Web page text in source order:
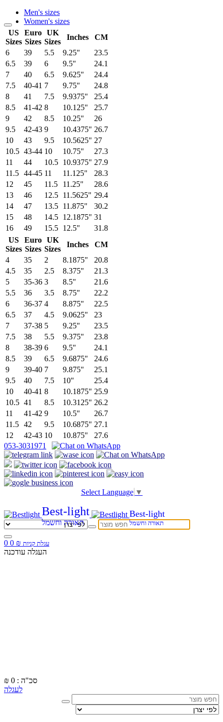
Men's sizes
Women's sizes
US
Sizes
Euro
Sizes
UK
Sizes
Inches
CM
6
39 5.5 9.25"
23.5
6.5
39 6 9.5"
24.1
7
40 6.5 9.625"
24.4
7.5
40-41 7 9.75"
24.8
8
41 7.5 9.9375"
25.4
8.5
41-42 8 10.125"
25.7
9
42 8.5 10.25"
26
9.5
42-43 9 10.4375" 26.7
10
43 9.5 10.5625" 27
10.5 43-44 10 10.75"
27.3
11
44 10.5 10.9375" 27.9
11.5 44-45 11 11.125"
28.3
12
45 11.5 11.25"
28.6
13
46 12.5 11.5625" 29.4
14
47 13.5 11.875"
30.2
15
48 14.5 12.1875" 31
16
49 15.5 12.5"
31.8
US
Sizes
Euro
Sizes
UK
Sizes
Inches
CM
4
35 2 8.1875"
20.8
4.5
35 2.5 8.375"
21.3
5
35-36 3 8.5"
21.6
5.5
36 3.5 8.75"
22.2
6
36-37 4 8.875"
22.5
6.5
37 4.5 9.0625"
23
7
37-38 5 9.25"
23.5
7.5
38 5.5 9.375"
23.8
8
38-39 6 9.5"
24.1
8.5
39 6.5 9.6875"
24.6
9
39-40 7 9.875"
25.1
9.5
40 7.5 10"
25.4
10
40-41 8 10.1875" 25.9
10.5 41 8.5 10.3125" 26.2
11
41-42 9 10.5"
26.7
11.5 42 9.5 10.6875" 27.1
12
42-43 10 10.875"
27.6
053-3031971
Select Language ▼
Best-light
תאורה וחשמל
Best-light
תאורה וחשמל
0 עגלת קניות ₪
0
העגלה עודכנה
₪
סכ"ה : 0
לעגלה